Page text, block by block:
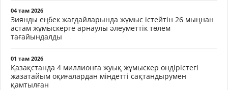
04 там 2026
Зиянды еңбек жағдайларында жұмыс істейтін 26 мыңнан
астам жұмыскерге арнаулы әлеуметтік төлем
тағайындалды
01 там 2026
Қазақстанда 4 миллионға жуық жұмыскер өндірістегі
жазатайым оқиғалардан міндетті сақтандырумен
қамтылған